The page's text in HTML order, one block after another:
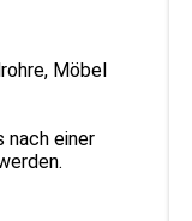
Möbel
nach einer